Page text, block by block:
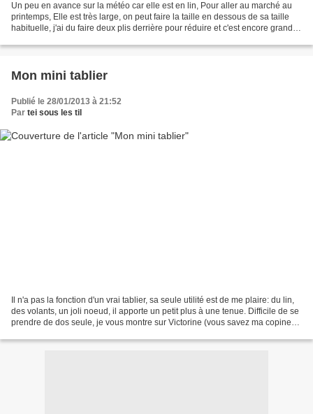
Un peu en avance sur la météo car elle est en lin, Pour aller au marché au
printemps, Elle est très large, on peut faire la taille en dessous de sa taille
habituelle, j'ai du faire deux plis derrière pour réduire et c'est encore grand.
Mon mini tablier
Publié le 28/01/2013 à 21:52
Par tei sous les til
Il n'a pas la fonction d'un vrai tablier, sa seule utilité est de me plaire: du lin,
des volants, un joli noeud, il apporte un petit plus à une tenue. Difficile de se
prendre de dos seule, je vous montre sur Victorine (vous savez ma copine